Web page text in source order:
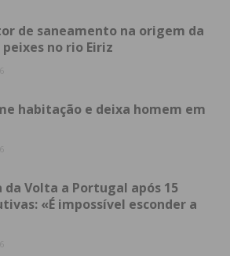
newsletter por e-mail e
forma regular a informação
com ostermos e
condições
de saneamento na origem da
no rio Eiriz
habitação e deixa homem em
da Volta a Portugal após 15
«É impossível esconder a